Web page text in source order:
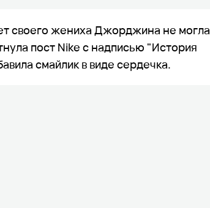
своего жениха Джорджина не могла
пост Nike с надписью "История
смайлик в виде сердечка.